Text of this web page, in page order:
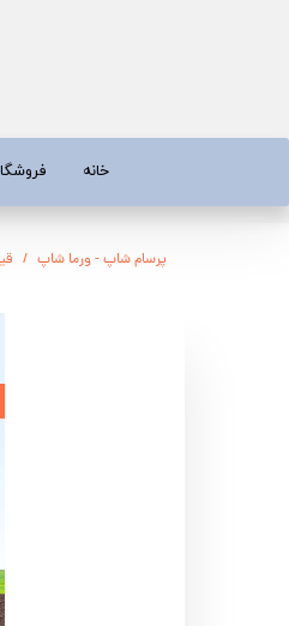
خانه
پرسام شاپ - ورما شاپ